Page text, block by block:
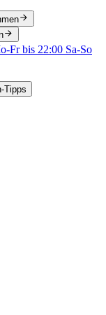
Fr bis 22:00 Sa-So
Tipps